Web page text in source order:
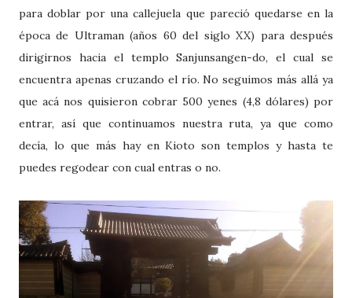
para doblar por una callejuela que pareció quedarse en la
época de Ultraman (años 60 del siglo XX) para después
dirigirnos hacia el templo Sanjunsangen-do, el cual se
encuentra apenas cruzando el río. No seguimos más allá ya
que acá nos quisieron cobrar 500 yenes (4,8 dólares) por
entrar, así que continuamos nuestra ruta, ya que como
decía, lo que más hay en Kioto son templos y hasta te
puedes regodear con cual entras o no.